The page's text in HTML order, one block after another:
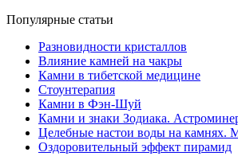
Популярные статьи
Разновидности кристаллов
Влияние камней на чакры
Камни в тибетской медицине
Стоунтерапия
Камни в Фэн-Шуй
Камни и знаки Зодиака.
Целебные настои воды на камнях.
Оздоровительный эффект пирамид